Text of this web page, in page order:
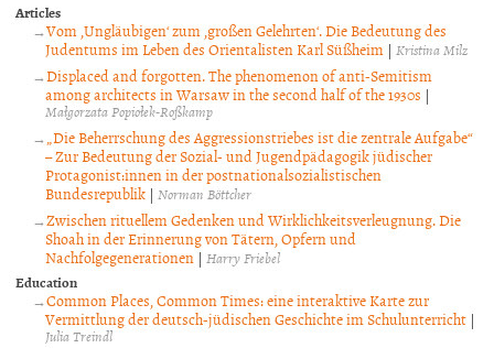
Articles
Vom ‚Ungläubigen‘ zum ‚großen Gelehrten‘. Die Bedeutung des
Judentums im Leben des Orientalisten Karl Süßheim | Kristina Milz
Displaced and forgotten. The phenomenon of anti-Semitism
among architects in Warsaw in the second half of the 1930s |
Małgorzata Popiołek-Roßkamp
„Die Beherrschung des Aggressionstriebes ist die zentrale Aufgabe“
– Zur Bedeutung der Sozial- und Jugendpädagogik jüdischer
Protagonist:innen in der postnationalsozialistischen
Bundesrepublik | Norman Böttcher
Zwischen rituellem Gedenken und Wirklichkeitsverleugnung. Die
Shoah in der Erinnerung von Tätern, Opfern und
Nachfolgegenerationen | Harry Friebel
Education
Common Places, Common Times: eine interaktive Karte zur
Vermittlung der deutsch-jüdischen Geschichte im Schulunterricht |
Julia Treindl